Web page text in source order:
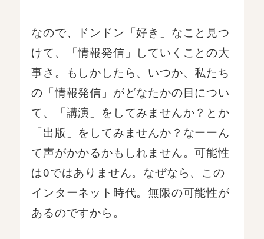
なので、ドンドン「好き」なこと見つ
けて、「情報発信」していくことの大
事さ。もしかしたら、いつか、私たち
の「情報発信」がどなたかの目につい
て、「講演」をしてみませんか？とか
「出版」をしてみませんか？なーーん
て声がかかるかもしれません。可能性
は0ではありません。なぜなら、この
インターネット時代。無限の可能性が
あるのですから。